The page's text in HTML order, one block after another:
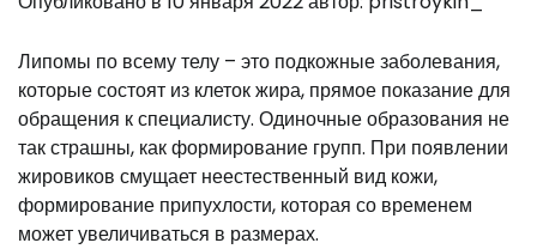
Липомы по всему телу – это подкожные заболевания,
которые состоят из клеток жира, прямое показание для
обращения к специалисту. Одиночные образования не
так страшны, как формирование групп. При появлении
жировиков смущает неестественный вид кожи,
формирование припухлости, которая со временем
может увеличиваться в размерах.